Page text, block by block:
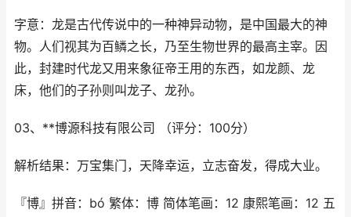
字意：龙是古代传说中的一种神异动物，是中国最大的神
物。人们视其为百鳞之长，乃至生物世界的最高主宰。因
此，封建时代龙又用来象征帝王用的东西，如龙颜、龙
床，他们的子孙则叫龙子、龙孙。
03、**博源科技有限公司 （评分：100分）
解析结果：万宝集门，天降幸运，立志奋发，得成大业。
『博』拼音：bó 繁体：博 简体笔画：12 康熙笔画：12 五